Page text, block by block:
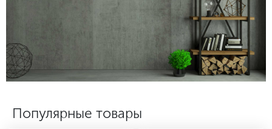
МЕДИЦИНСКАЯ МЕБЕЛЬ
СИСТЕМЫ ХРАНЕНИЯ
Популярные товары